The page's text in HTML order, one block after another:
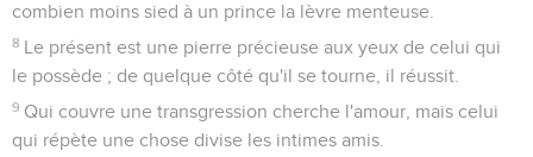
combien moins sied à un prince la lèvre menteuse.
8 Le présent est une pierre précieuse aux yeux de celui qui
le possède ; de quelque côté qu'il se tourne, il réussit.
9 Qui couvre une transgression cherche l'amour, mais celui
qui répète une chose divise les intimes amis.